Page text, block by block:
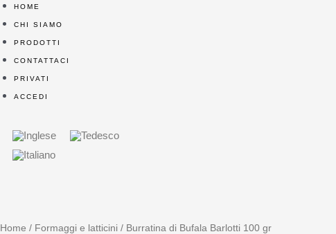
HOME
CHI SIAMO
PRODOTTI
CONTATTACI
PRIVATI
ACCEDI
Home / Formaggi e latticini / Burratina di Bufala Barlotti 100 gr
di